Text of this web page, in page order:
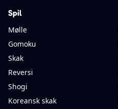
Spil
Mølle
Gomoku
Skak
Reversi
Shogi
Koreansk skak